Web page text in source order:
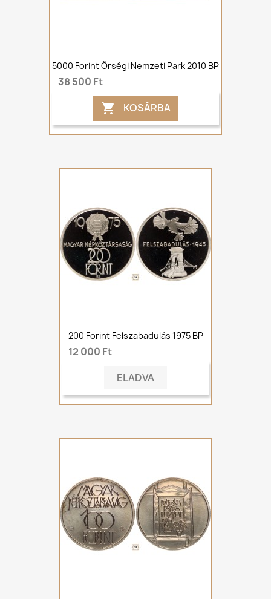
5000 Forint Őrségi Nemzeti Park 2010 BP
38 500 Ft
 KOSÁRBA
200 Forint Felszabadulás 1975 BP
12 000 Ft
ELADVA